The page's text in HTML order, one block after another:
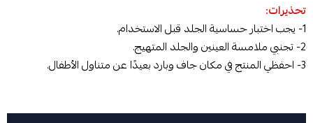
تحذيرات:
1- يجب اختبار حساسية الجلد قبل الاستخدام.
2- تجنبي ملامسة العينين والجلد المتهيج.
3- احفظي المنتج في مكان جاف وبارد بعيدًا عن متناول الأطفال.